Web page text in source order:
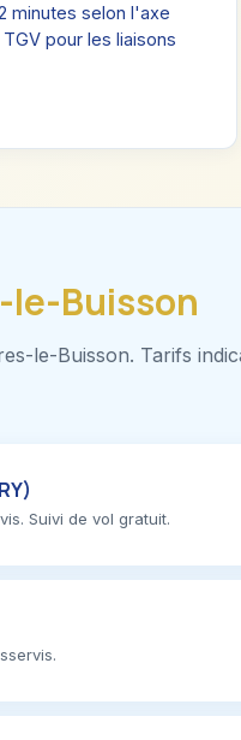
minutes selon l'axe
pour les liaisons
le-Buisson
le-Buisson. Tarifs
Suivi de vol gratuit.